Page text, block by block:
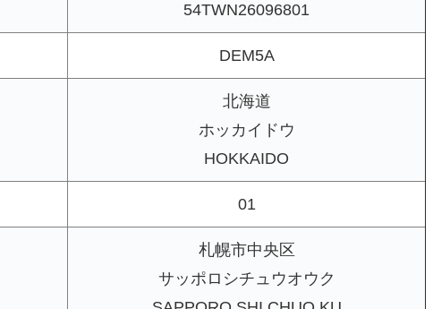
54TWN26096801
DEM5A
北海道
ホッカイドウ
HOKKAIDO
01
札幌市中央区
サッポロシチュウオウク